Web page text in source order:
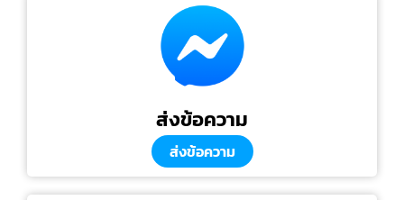
ส่งข้อความ
ส่งข้อความ